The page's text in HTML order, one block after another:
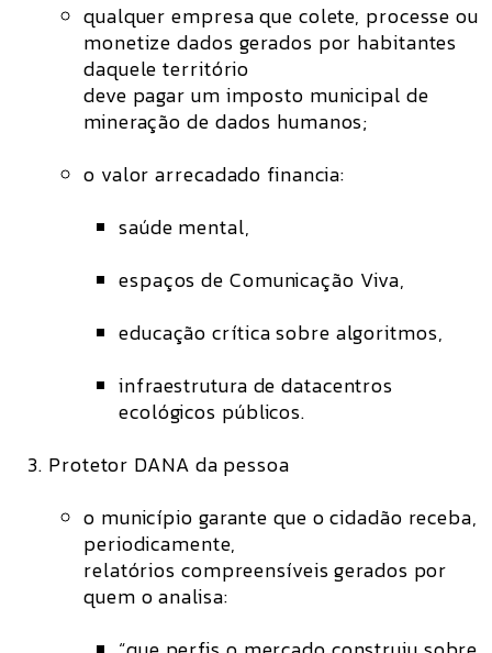
qualquer empresa que colete, processe ou
monetize dados gerados por habitantes
daquele território
deve pagar um imposto municipal de
mineração de dados humanos;
o valor arrecadado financia:
saúde mental,
espaços de Comunicação Viva,
educação crítica sobre algoritmos,
infraestrutura de datacentros
ecológicos públicos.
Protetor DANA da pessoa
o município garante que o cidadão receba,
periodicamente,
relatórios compreensíveis gerados por
quem o analisa: